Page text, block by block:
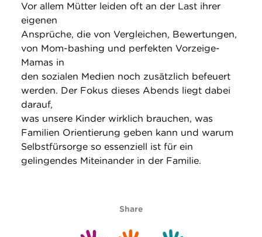
Suche
Vor allem Mütter leiden oft an der Last ihrer
eigenen
Ansprüche, die von Vergleichen, Bewertungen,
von Mom-bashing und perfekten Vorzeige-
Mamas in
den sozialen Medien noch zusätzlich befeuert
werden. Der Fokus dieses Abends liegt dabei
darauf,
was unsere Kinder wirklich brauchen, was
Familien Orientierung geben kann und warum
Selbstfürsorge so essenziell ist für ein
gelingendes Miteinander in der Familie.
Share